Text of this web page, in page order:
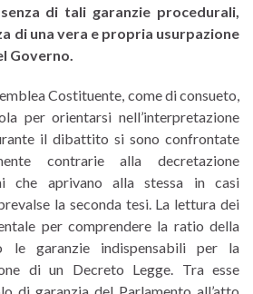
di tali garanzie procedurali,
di una vera e propria usurpazione
Governo.
Costituente, come di consueto,
per orientarsi nell’interpretazione
il dibattito si sono confrontate
contrarie alla decretazione
che aprivano alla stessa in casi
la seconda tesi. La lettura dei
per comprendere la ratio della
le garanzie indispensabili per la
di un Decreto Legge. Tra esse